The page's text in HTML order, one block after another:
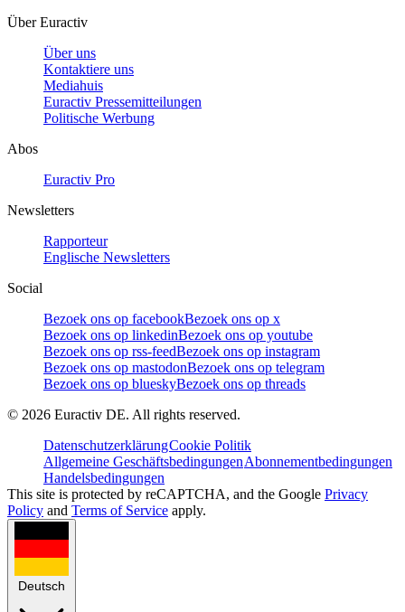
Über Euractiv
Über uns
Kontaktiere uns
Mediahuis
Euractiv Pressemitteilungen
Politische Werbung
Abos
Euractiv Pro
Newsletters
Rapporteur
Englische Newsletters
Social
Bezoek ons op facebookBezoek ons op x
Bezoek ons op linkedinBezoek ons op youtube
Bezoek ons op rss-feedBezoek ons op instagram
Bezoek ons op mastodonBezoek ons op telegram
Bezoek ons op blueskyBezoek ons op threads
© 2026 Euractiv DE. All rights reserved.
DatenschutzerklärungCookie Politik
Allgemeine GeschäftsbedingungenAbonnementbedingungen
Handelsbedingungen
This site is protected by reCAPTCHA, and the Google Privacy
Policy and Terms of Service apply.
Deutsch